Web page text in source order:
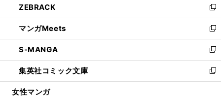
く
で
開
く
ド
ウ
で
開
く
ィ
ン
ド
ウ
で
開
く
い
ウ
ィ
ン
ド
ウ
で
開
ZEBRACK
新
し
い
ウ
ィ
ン
ド
ウ
マンガMeets
新
し
い
ウ
ィ
ン
S-MANGA
新
し
い
ウ
集英社コミック文庫
新
し
女性マンガ